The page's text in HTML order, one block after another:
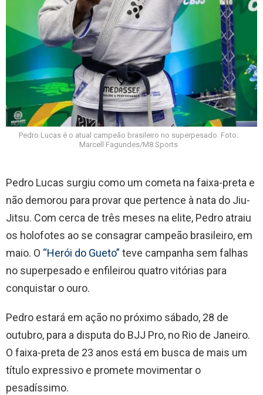
Pedro Lucas é o atual campeão brasileiro no superpesado. Foto:
Marcell Fagundes/M8 Sports
Pedro Lucas surgiu como um cometa na faixa-preta e
não demorou para provar que pertence à nata do Jiu-
Jitsu. Com cerca de três meses na elite, Pedro atraiu
os holofotes ao se consagrar campeão brasileiro, em
maio. O “Herói do Gueto” teve campanha sem falhas
no superpesado e enfileirou quatro vitórias para
conquistar o ouro.
Pedro estará em ação no próximo sábado, 28 de
outubro, para a disputa do BJJ Pro, no Rio de Janeiro.
O faixa-preta de 23 anos está em busca de mais um
título expressivo e promete movimentar o
pesadíssimo.